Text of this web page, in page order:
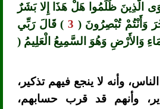
الَّذِينَ ظَلَمُوا هَلْ هَذَا إِلا بَشَرٌ
وَأَنْتُمْ تُبْصِرُونَ (
) قَالَ رَبِّي
وَالأَرْضِ وَهُوَ السَّمِيعُ الْعَلِيمُ (
وأنه لا ينجع فيهم تذكير،
وأنهم قد قرب حسابهم،